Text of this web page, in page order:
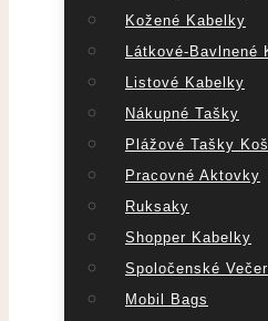
Kožené Kabelky
Látkové-Bavlnené
Listové Kabelky
Nákupné Tašky
Plážové Tašky
Pracovné Aktovky
Ruksaky
Shopper Kabelky
Spoločenské
Mobil Bags